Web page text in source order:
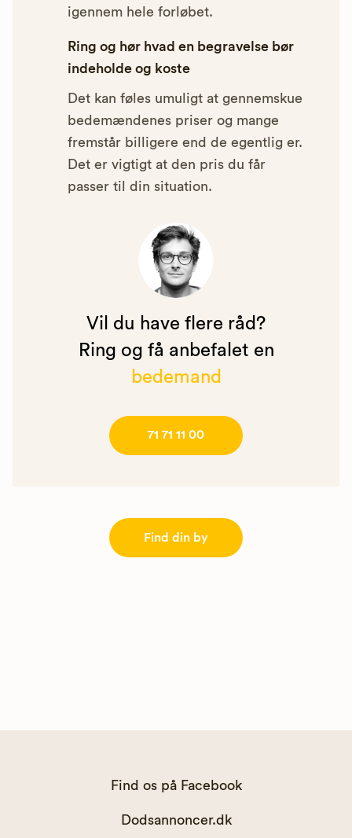
igennem hele forløbet.
Ring og hør hvad en begravelse bør
indeholde og koste
Det kan føles umuligt at gennemskue
bedemændenes priser og mange
fremstår billigere end de egentlig er.
Det er vigtigt at den pris du får
passer til din situation.
Vil du have flere råd?
Ring og få anbefalet en
bedemand
71 71 11 00
Find din by
Find os på Facebook
Dodsannoncer.dk